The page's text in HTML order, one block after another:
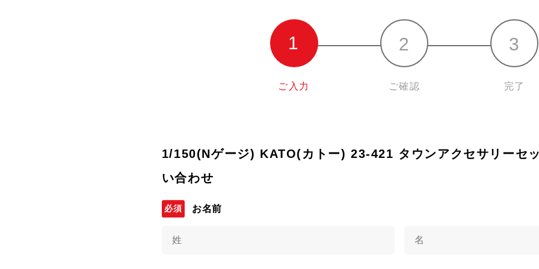
ご入力 ご確認 完了
1/150(Nゲージ) KATO(カトー) 23-421 タウンアクセサリーセ
い合わせ
お名前